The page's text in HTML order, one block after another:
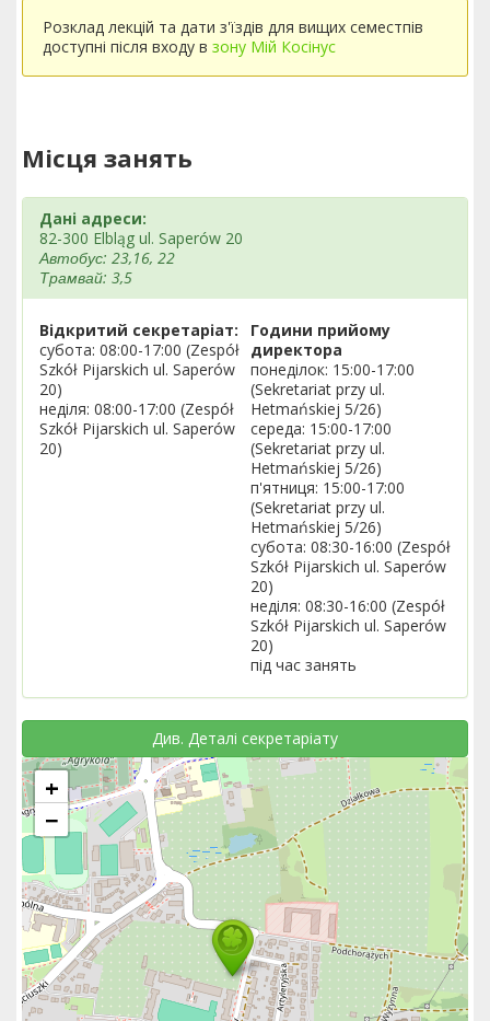
Розклад лекцій та дати з'їздів для вищих семестпів
доступні після входу в зону Мій Косінус
Місця занять
Дані адреси:
82-300 Elbląg ul. Saperów 20
Автобус: 23,16, 22
Трамвай: 3,5
Відкритий секретаріат:
субота: 08:00-17:00 (Zespół
Szkół Pijarskich ul. Saperów
20)
неділя: 08:00-17:00 (Zespół
Szkół Pijarskich ul. Saperów
20)
Години прийому
директора
понеділок: 15:00-17:00
(Sekretariat przy ul.
Hetmańskiej 5/26)
середа: 15:00-17:00
(Sekretariat przy ul.
Hetmańskiej 5/26)
п'ятниця: 15:00-17:00
(Sekretariat przy ul.
Hetmańskiej 5/26)
субота: 08:30-16:00 (Zespół
Szkół Pijarskich ul. Saperów
20)
неділя: 08:30-16:00 (Zespół
Szkół Pijarskich ul. Saperów
20)
під час занять
Див. Деталі секретаріату
+
−